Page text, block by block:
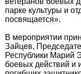
парке культуры и
посвящается».
В мероприятии
Зайцев,
Республики Марий
боевых действий и